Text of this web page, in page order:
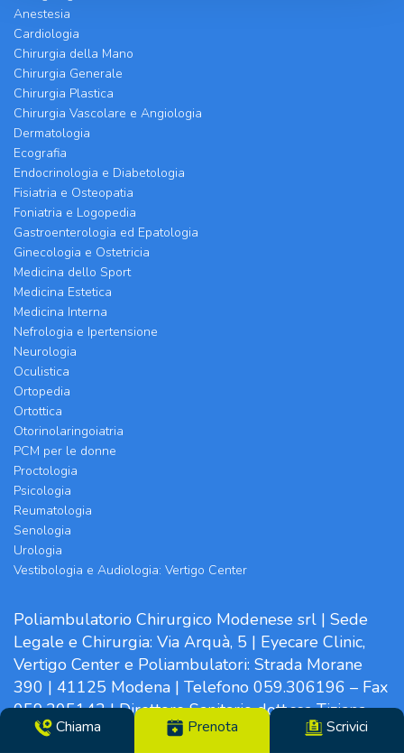
Anestesia
Cardiologia
Chirurgia della Mano
Chirurgia Generale
Chirurgia Plastica
Chirurgia Vascolare e Angiologia
Dermatologia
Ecografia
Endocrinologia e Diabetologia
Fisiatria e Osteopatia
Foniatria e Logopedia
Gastroenterologia ed Epatologia
Ginecologia e Ostetricia
Medicina dello Sport
Medicina Estetica
Medicina Interna
Nefrologia e Ipertensione
Neurologia
Oculistica
Ortopedia
Ortottica
Otorinolaringoiatria
PCM per le donne
Proctologia
Psicologia
Reumatologia
Senologia
Urologia
Vestibologia e Audiologia: Vertigo Center
Poliambulatorio Chirurgico Modenese srl | Sede
Legale e Chirurgia: Via Arquà, 5 | Eyecare Clinic,
Vertigo Center e Poliambulatori: Strada Morane
390 | 41125 Modena | Telefono 059.306196 – Fax
059.305142 | Direttore Sanitario dott.ssa Tiziana
Paglia | CF/N°REG. IMP. 02319560369 | P.IVA
Chiama Prenota Scrivici